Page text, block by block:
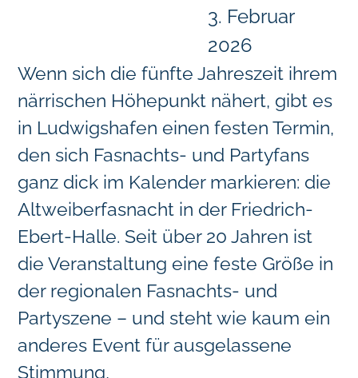
3. Februar
2026
Wenn sich die fünfte Jahreszeit ihrem
närrischen Höhepunkt nähert, gibt es
in Ludwigshafen einen festen Termin,
den sich Fasnachts- und Partyfans
ganz dick im Kalender markieren: die
Altweiberfasnacht in der Friedrich-
Ebert-Halle. Seit über 20 Jahren ist
die Veranstaltung eine feste Größe in
der regionalen Fasnachts- und
Partyszene – und steht wie kaum ein
anderes Event für ausgelassene
Stimmung,